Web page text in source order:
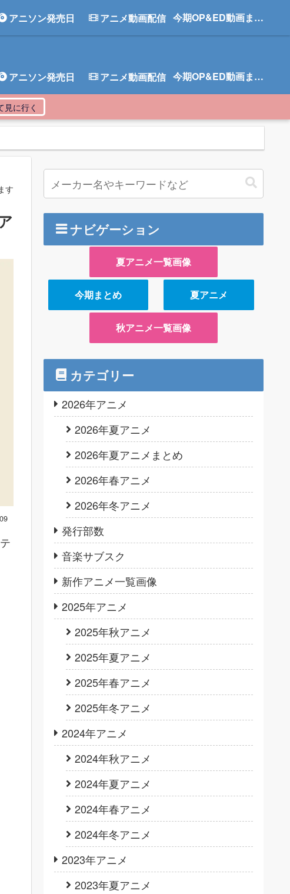
アニソン発売日 アニメ動画配信 今期OP&ED動画まとめ
アニソン発売日 アニメ動画配信 今期OP&ED動画まとめ
す
ナビゲーション
夏アニメ一覧画像
今期まとめ 夏アニメ
秋アニメ一覧画像
カテゴリー
2026年アニメ
2026年夏アニメ
2026年夏アニメまとめ
2026年春アニメ
2026年冬アニメ
発行部数
音楽サブスク
新作アニメ一覧画像
2025年アニメ
2025年秋アニメ
2025年夏アニメ
2025年春アニメ
2025年冬アニメ
2024年アニメ
2024年秋アニメ
2024年夏アニメ
2024年春アニメ
2024年冬アニメ
2023年アニメ
2023年夏アニメ